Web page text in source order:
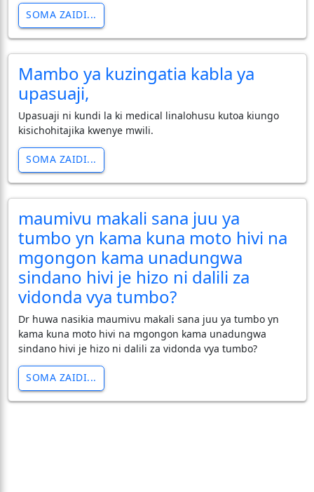
SOMA ZAIDI...
Mambo ya kuzingatia kabla ya
upasuaji,
Upasuaji ni kundi la ki medical linalohusu kutoa kiungo
kisichohitajika kwenye mwili.
SOMA ZAIDI...
maumivu makali sana juu ya
tumbo yn kama kuna moto hivi na
mgongon kama unadungwa
sindano hivi je hizo ni dalili za
vidonda vya tumbo?
Dr huwa nasikia maumivu makali sana juu ya tumbo yn
kama kuna moto hivi na mgongon kama unadungwa
sindano hivi je hizo ni dalili za vidonda vya tumbo?
SOMA ZAIDI...